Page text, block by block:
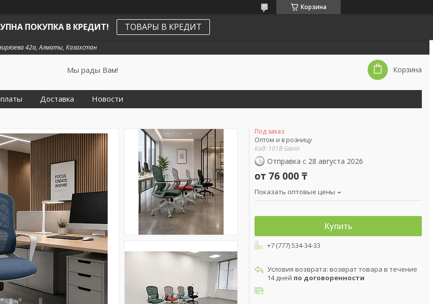
Корзина
ПОКУПКА В КРЕДИТ! ТОВАРЫ В КРЕДИТ
42а, Алматы, Казахстан
Мы рады Вам! Корзина
Доставка Новости
Под заказ
Оптом и в розницу
Код: 101B Gavin
Отправка с 28 августа 2026
от 76 000 ₸
Показать оптовые цены
Купить
+7 (777) 534-34-33
возврат товара в течение
14 дней по договоренности